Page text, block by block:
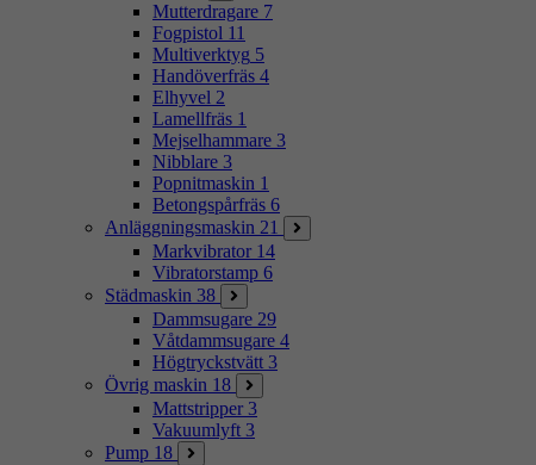
Mutterdragare 7
Fogpistol 11
Multiverktyg 5
Handöverfräs 4
Elhyvel 2
Lamellfräs 1
Mejselhammare 3
Nibblare 3
Popnitmaskin 1
Betongspårfräs 6
Anläggningsmaskin 21
Markvibrator 14
Vibratorstamp 6
Städmaskin 38
Dammsugare 29
Våtdammsugare 4
Högtryckstvätt 3
Övrig maskin 18
Mattstripper 3
Vakuumlyft 3
Pump 18